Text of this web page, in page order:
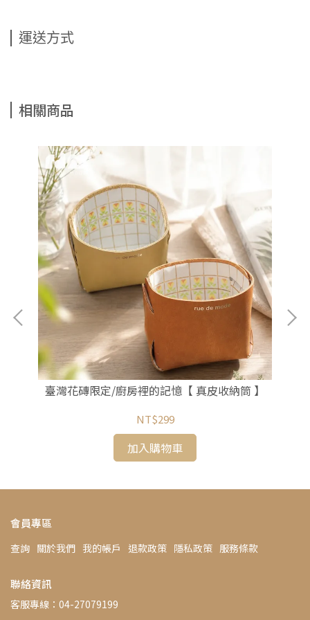
運送方式
相關商品
臺灣花磚限定/廚房裡的記憶【 真皮收納筒 】
NT$299
加入購物車
會員專區
查詢 關於我們 我的帳戶 退款政策 隱私政策 服務條款
聯絡資訊
客服專線：04-27079199